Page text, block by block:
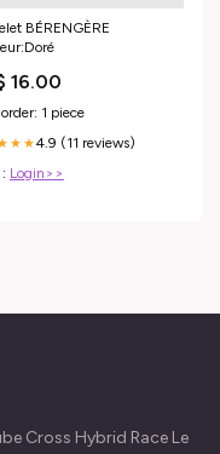
BÉRENGÈRE
16.00
1 piece
4.9 (11 reviews)
Login>>
Cross Hybrid Race Le